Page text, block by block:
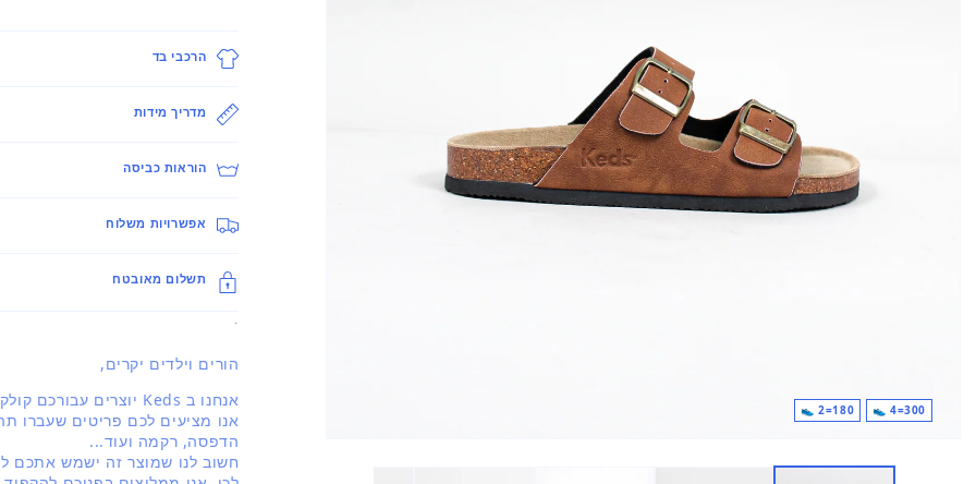
300=4 👟
180=2 👟
הרכבי בד
מדריך מידות
הוראות כביסה
אפשרויות משלוח
תשלום מאובטח
.
הורים וילדים יקרים,
אנחנו ב Keds יוצרים עבורכם קולקציה מעודכנת ברוח האופנה העולמית.
אנו מציעים לכם פריטים שעברו
הדפסה, רקמה ועוד...
חשוב לנו שמוצר זה ישמש אתכם